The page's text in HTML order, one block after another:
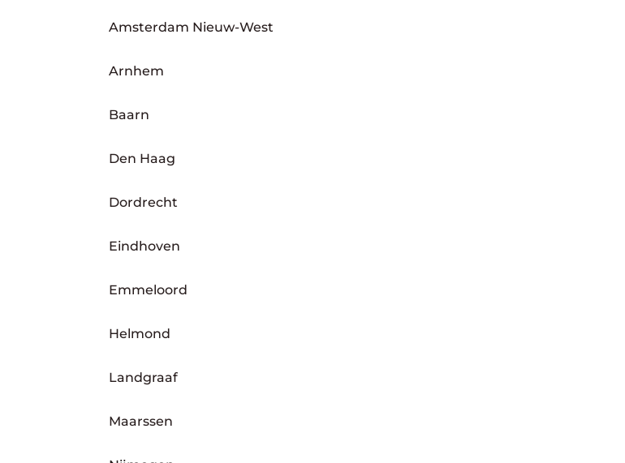
Amsterdam Nieuw-West
Arnhem
Baarn
Den Haag
Dordrecht
Eindhoven
Emmeloord
Helmond
Landgraaf
Maarssen